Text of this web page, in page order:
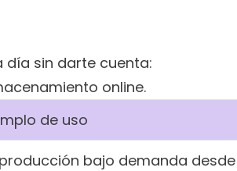
día sin darte cuenta:
online.
de uso
bajo demanda desde